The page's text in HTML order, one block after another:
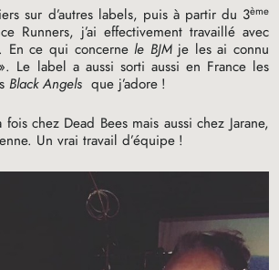
sur d’autres labels, puis à partir du 3ème
Runners, j’ai effectivement travaillé avec
En ce qui concernele BJM je les ai connu
». Le label a aussi sorti aussi en France les
Black Angels que j’adore !
fois chez Dead Bees mais aussi chez Jarane,
Un vrai travail d’équipe !